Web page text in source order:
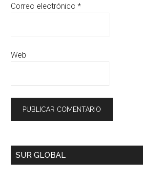
Correo electrónico*
Web
SUR GLOBAL